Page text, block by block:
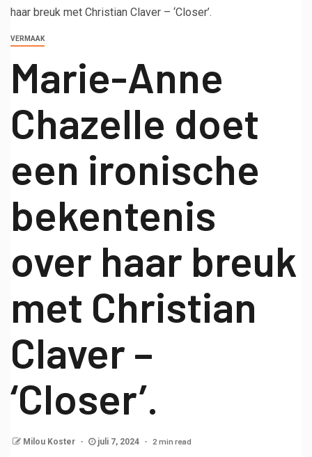
VERMAAK
Marie-Anne
Chazelle doet
een ironische
bekentenis
over haar breuk
met Christian
Claver –
‘Closer’.
Milou Koster juli 7, 2024 2 min read